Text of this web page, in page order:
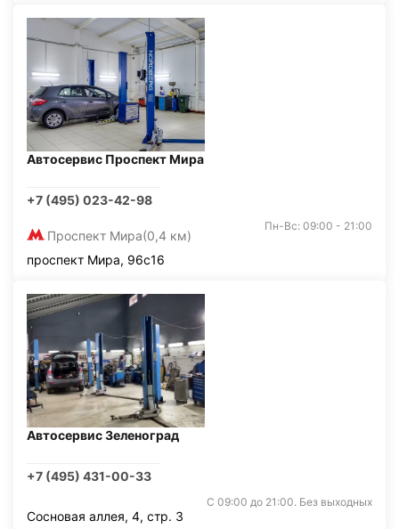
Автосервис Проспект Мира
+7 (495) 023-42-98
Проспект Мира(0,4 км)
Пн-Вс: 09:00 - 21:00
проспект Мира, 96с16
Автосервис Зеленоград
+7 (495) 431-00-33
С 09:00 до 21:00. Без выходных
Сосновая аллея, 4, стр. 3